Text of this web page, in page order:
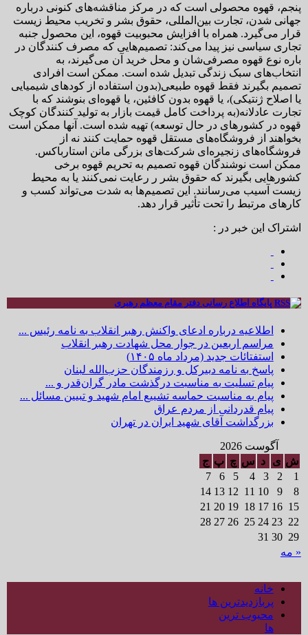
پنجم، قهوه محصولی است که در مرکز مناقشه‌های کنونی درباره
جهانی شدن، تجارت بین‌المللی، حقوق بشر و تخریب محیط زیست
قرار می‌گیرد. همراه با افزایش محبوبیت قهوه، این محصول جنبه
تجاری سیاسی نیز پیدا می‌کند: تصمیم‌هایی که مصرف کنندگان در
باره نوع قهوه مصرفی‌شان و محل خرید آن می‌گیرند، به
انتخاب‌های سبک زندگی تبدیل شده است. ممکن است افرادی
تصمیم بگیرند فقط قهوه طبیعی(بدون استفاده از کودهای شیمیایی
یا اصلاح ژنتیکی)، یا قهوه بدون کافئین، یا قهوه‌ای بنوشند که با
تجارت عادلانه(به پرداخت کامل قیمت بازار به تولید کنندگان کوچک
قهوه در کشورهای در حال توسعه) تهیه شده است. آنها ممکن است
بخواهند از فروشگاه‌های مستقل قهوه حمایت کنند نه از
فروشگاه‌های زنجیره‌ای شرکت‌های بزرگی مانن استارباکس.
ممکن است نوشندگان قهوه تصمیم به تحریم قهوه برخی
کشورهایی بگیرند که حقوق بشر ر رعایت نمی‌کنند یا به محیط
زیست آسیب می‌رسانند. این تصمیم‌ها به شدت می‌تواند کسب و
کارهای مرتبط را تحت تأثیر قرار دهد.
اشتراک این خبر در :
پایگاه اطلاع رسانی دفتر مقام معظم رهبری
اطلاعیه درباره ادعای واکنش رهبر انقلاب به نامه رئیس ...
مراسم اربعین در جوار محل شهادت رهبر انقلاب
استفتائات جدید (مرداد ماه ۱۴۰۵)
پاسخ به نامه دبیرکل و رزمندگان حزب‌الله لبنان
پیام تسلیت به مناسبت درگذشت مادر گران‌قدر و ...
پیام به مناسبت حماسه تشییع امام شهید و تبیین مسائل ...
پیام قدردانی از مردم عراق
بزرگداشت آقای شهید ایران در تهران
آگوست 2026
ش ی د س چ پ ج
1
2
3
4
5
6
7
8
9
10
11
12
13
14
15
16
17
18
19
20
21
22
23
24
25
26
27
28
29
30
31
« مه
خانه
پربازدیدترین ها
محبوب ترین
ها